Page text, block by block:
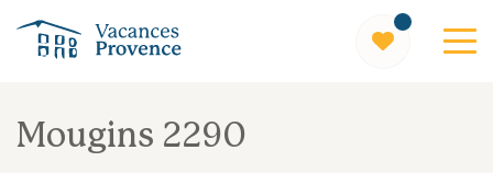
Mougins 2290